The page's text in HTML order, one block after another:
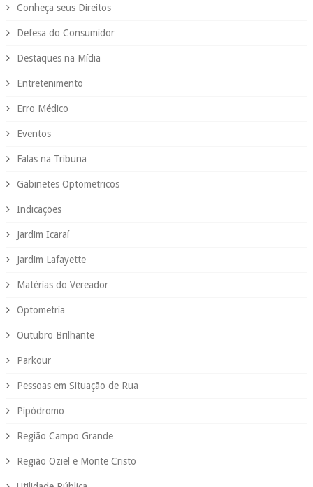
Conheça seus Direitos
Defesa do Consumidor
Destaques na Mídia
Entretenimento
Erro Médico
Eventos
Falas na Tribuna
Gabinetes Optometricos
Indicações
Jardim Icaraí
Jardim Lafayette
Matérias do Vereador
Optometria
Outubro Brilhante
Parkour
Pessoas em Situação de Rua
Pipódromo
Região Campo Grande
Região Oziel e Monte Cristo